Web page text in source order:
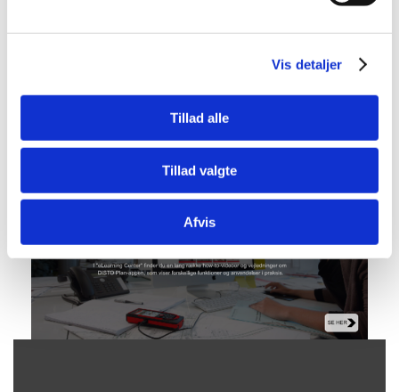
Vis detaljer
Tillad alle
Tillad valgte
Afvis